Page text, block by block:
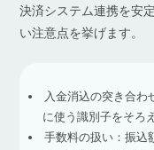
決済システム連携を安
い注意点を挙げます。
入金消込の突き合わ
に使う識別子をそろ
手数料の扱い：振込